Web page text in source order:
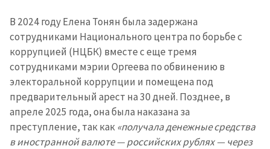
В 2024 году Елена Тонян была задержана
сотрудниками Национального центра по борьбе с
коррупцией (НЦБК) вместе с еще тремя
сотрудниками мэрии Оргеева по обвинению в
электоральной коррупции и помещена под
предварительный арест на 30 дней. Позднее, в
апреле 2025 года, она была наказана за
преступление, так как «получала денежные средства
в иностранной валюте — российских рублях — через